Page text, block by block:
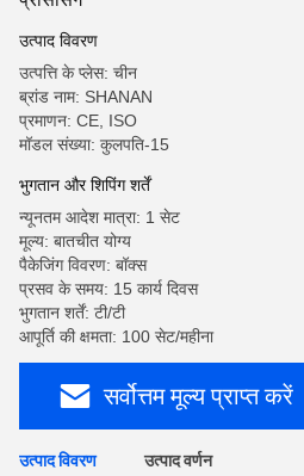
उत्पाद विवरण
उत्पत्ति के प्लेस: चीन
ब्रांड नाम: SHANAN
प्रमाणन: CE, ISO
मॉडल संख्या: कुलपति-15
भुगतान और शिपिंग शर्तें
न्यूनतम आदेश मात्रा: 1 सेट
मूल्य: बातचीत योग्य
पैकेजिंग विवरण: बॉक्स
प्रसव के समय: 15 कार्य दिवस
भुगतान शर्तें: टी/टी
आपूर्ति की क्षमता: 100 सेट/महीना
सर्वोत्तम मूल्य प्राप्त करें
उत्पाद विवरण उत्पाद वर्णन